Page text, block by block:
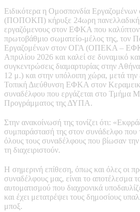
Ειδικότερα η Ομοσπονδία Εργαζομένων
(ΠΟΠΟΚΠ) κήρυξε 24ωρη πανελλαδική
εργαζόμενους στον ΕΦΚΑ που
πρωτοβάθμιο σωματείο-μέλος της, τον
Εργαζομένων στον ΟΓΑ (ΟΠΕΚΑ –
Απριλίου 2026 και καλεί σε δυναμικό
συγκεντρώσεις διαμαρτυρίας στην
12 μ.) και στην υπόλοιπη χώρα, μετά την
Τοπική Διεύθυνση ΕΦΚΑ στον
συναδέλφου που εργάζεται στο Τμήμα
Προγράμματος της ΔΥΠΑ.
Στην ανακοίνωσή της τονίζει ότι:
συμπαράστασή της στον συνάδελφο που
όλους τους συναδέλφους που βίωσαν
τη διαχειριστούν.
Η σημερινή επίθεση, όπως και όλες οι
συναδέλφους μας, είναι το αποτέλεσμα
αυτοματισμού που διαχρονικά
και έχει μετατρέψει τους δημοσίους
μποξ.